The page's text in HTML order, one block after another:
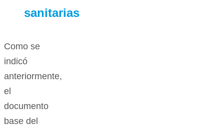
sanitarias
Como se
indicó
anteriormente,
el
documento
base del